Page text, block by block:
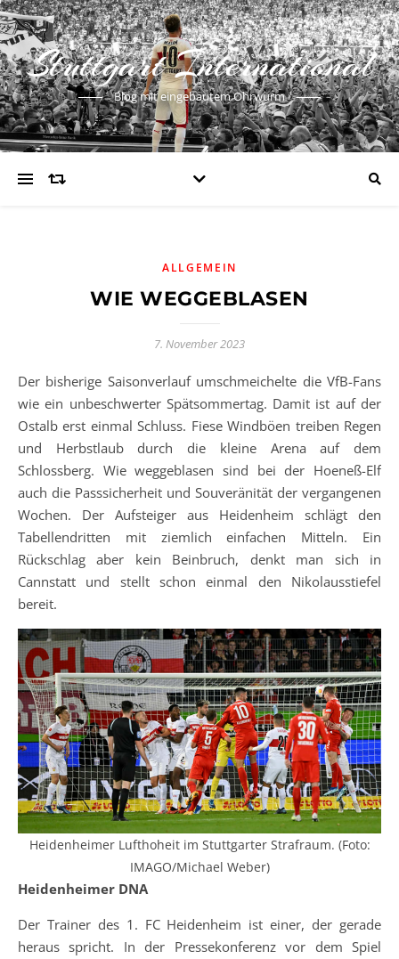
Stuttgart International
Blog mit eingebautem Ohrwurm
ALLGEMEIN
WIE WEGGEBLASEN
7. November 2023
Der bisherige Saisonverlauf umschmeichelte die VfB-Fans
wie ein unbeschwerter Spätsommertag. Damit ist auf der
Ostalb erst einmal Schluss. Fiese Windböen treiben Regen
und Herbstlaub durch die kleine Arena auf dem
Schlossberg. Wie weggeblasen sind bei der Hoeneß-Elf
auch die Passsicherheit und Souveränität der vergangenen
Wochen. Der Aufsteiger aus Heidenheim schlägt den
Tabellendritten mit ziemlich einfachen Mitteln. Ein
Rückschlag aber kein Beinbruch, denkt man sich in
Cannstatt und stellt schon einmal den Nikolausstiefel
bereit.
Heidenheimer Lufthoheit im Stuttgarter Strafraum. (Foto:
IMAGO/Michael Weber)
Heidenheimer DNA
Der Trainer des 1. FC Heidenheim ist einer, der gerade
heraus spricht. In der Pressekonferenz vor dem Spiel